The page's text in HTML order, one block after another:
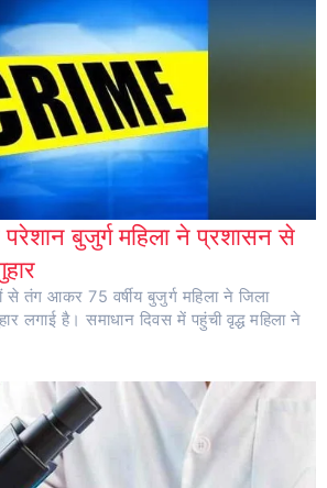
बुजुर्ग महिला ने प्रशासन से
से तंग आकर 75 वर्षीय बुजुर्ग महिला ने जिला
लगाई है। समाधान दिवस में पहुंची वृद्ध महिला ने